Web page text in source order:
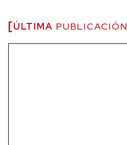
ÚLTIMA PUBLICACIÓN